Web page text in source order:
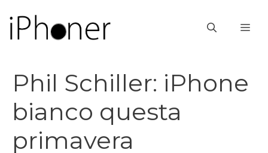
contenuto
Phil Schiller: iPhone
bianco questa
primavera